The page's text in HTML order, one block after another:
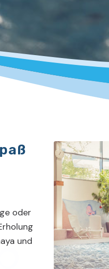
oder
und